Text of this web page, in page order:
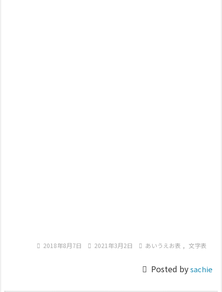
 2018年8月7日  2021年3月2日  あいうえお表 , 文字表
 Posted bysachie